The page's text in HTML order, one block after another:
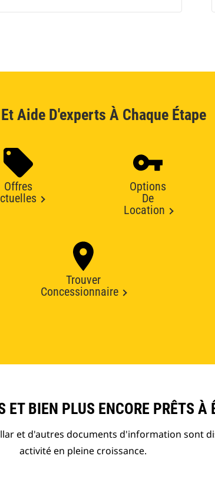
Aide D'experts À Chaque Étape
Offres
Options
De
Location
Trouver
Concessionnaire
ET BIEN PLUS ENCORE PRÊTS À
et d'autres documents d'information sont
activité en pleine croissance.